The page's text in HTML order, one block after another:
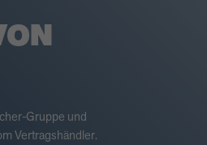
Gruppe und
Vertragshändler.